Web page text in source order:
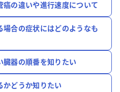
の違いや進行速度について
合の症状にはどのようなも
臓器の順番を知りたい
かどうか知りたい